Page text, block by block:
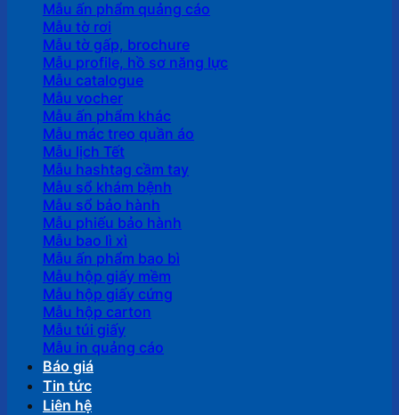
Mẫu ấn phẩm quảng cáo
Mẫu tờ rơi
Mẫu tờ gấp, brochure
Mẫu profile, hồ sơ năng lực
Mẫu catalogue
Mẫu vocher
Mẫu ấn phẩm khác
Mẫu mác treo quần áo
Mẫu lịch Tết
Mẫu hashtag cầm tay
Mẫu sổ khám bệnh
Mẫu sổ bảo hành
Mẫu phiếu bảo hành
Mẫu bao lì xì
Mẫu ấn phẩm bao bì
Mẫu hộp giấy mềm
Mẫu hộp giấy cứng
Mẫu hộp carton
Mẫu túi giấy
Mẫu in quảng cáo
Báo giá
Tin tức
Liên hệ